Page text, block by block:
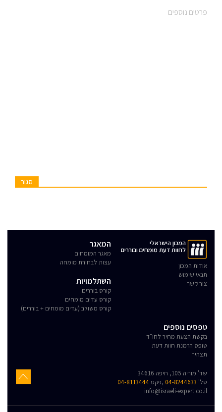
פרטים נוספים
סגור
המכון הישראלי
לחוות דעת מומחים ובוררים
אודות המכון
תנאי שימוש
צור קשר
המאגר
מאגר המומחים
עצות לבחירת מומחה
השתלמויות
קורס בוררים
קורס עדים מומחים
קורס משולב (עדים מומחים + בוררים)
טפסים נוספים
בקשת הצעת מחיר לחו"ד
טופס הזמנת חוות דעת
תצהיר
שד' מוריה 105, חיפה 34616
טל' 04-8244633 ,פקס 04-8113444
info@israeli-expert.co.il